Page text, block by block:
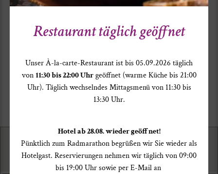
Restaurant täglich geöffnet
Unser À-la-carte-Restaurant ist bis 05.09.2026 täglich
von11:30 bis 22:00 Uhrgeöffnet (warme Küche bis 21:00
Uhr). Täglich wechselndes Mittagsmenü von 11:30 bis
13:30 Uhr.
Hotel ab 28.08. wieder geöffnet!
Pünktlich zum Radmarathon begrüßen wir Sie wieder als
Hotelgast. Reservierungen nehmen wir täglich von 09:00
bis 19:00 Uhr sowie per E-Mail an
Wohnen Design Erholung
Infrastruktur Service